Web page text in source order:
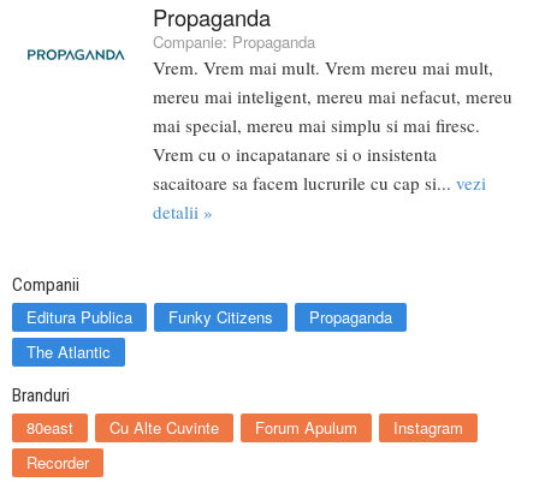
Propaganda
Companie: Propaganda
Vrem. Vrem mai mult. Vrem mereu mai mult,
mereu mai inteligent, mereu mai nefacut, mereu
mai special, mereu mai simplu si mai firesc.
Vrem cu o incapatanare si o insistenta
sacaitoare sa facem lucrurile cu cap si... vezi
detalii »
Companii
Editura Publica Funky Citizens
Propaganda
The Atlantic
Branduri
80east Cu Alte Cuvinte Forum Apulum
Instagram
Recorder